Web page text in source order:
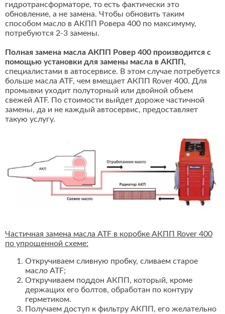
гидротрансформаторе, то есть фактически это
обновление, а не замена. Чтобы обновить таким
способом масло в АКПП Ровера 400 по максимуму,
потребуются 2-3 замены.
Полная замена масла АКПП Ровер 400 производится с
помощью установки для замены масла в АКПП,
специалистами в автосервисе. В этом случае потребуется
больше масла ATF, чем вмещает АКПП Rover 400. Для
промывки уходит полуторный или двойной объем
свежей ATF. По стоимости выйдет дороже частичной
замены, да и не каждый автосервис, предоставляет
такую услугу.
Частичная замена масла ATF в коробке АКПП Rover 400
по упрощенной схеме:
Откручиваем сливную пробку, сливаем старое
масло ATF;
Откручиваем поддон АКПП, который, кроме
держащих его болтов, обработан по контуру
герметиком.
Получаем доступ к фильтру АКПП, его желательно